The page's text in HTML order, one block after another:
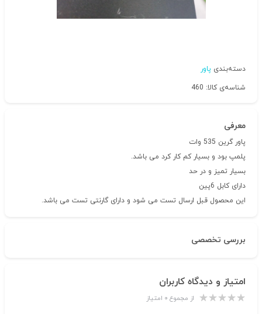
دسته‌بندی پاور
شناسه‌ی کالا: 460
معرفی
پاور گرین 535 وات
پلمپ بود و بسیار کم کار کرد می باشد.
بسیار تمیز و در حد
دارای کابل 6پین
این محصول قبل ارسال تست می شود و دارای گارنتی تست می باشد.
بررسی تخصصی
امتیاز و دیدگاه کاربران
از مجموع ۰ امتیاز